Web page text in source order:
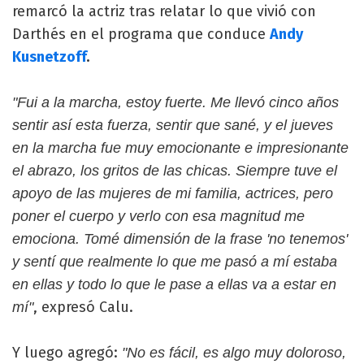
remarcó la actriz tras relatar lo que vivió con
Darthés en el programa que conduce Andy
Kusnetzoff.
"Fui a la marcha, estoy fuerte. Me llevó cinco años
sentir así esta fuerza, sentir que sané, y el jueves
en la marcha fue muy emocionante e impresionante
el abrazo, los gritos de las chicas. Siempre tuve el
apoyo de las mujeres de mi familia, actrices, pero
poner el cuerpo y verlo con esa magnitud me
emociona. Tomé dimensión de la frase 'no tenemos'
y sentí que realmente lo que me pasó a mí estaba
en ellas y todo lo que le pase a ellas va a estar en
mí", expresó Calu.
Y luego agregó: "No es fácil, es algo muy doloroso,